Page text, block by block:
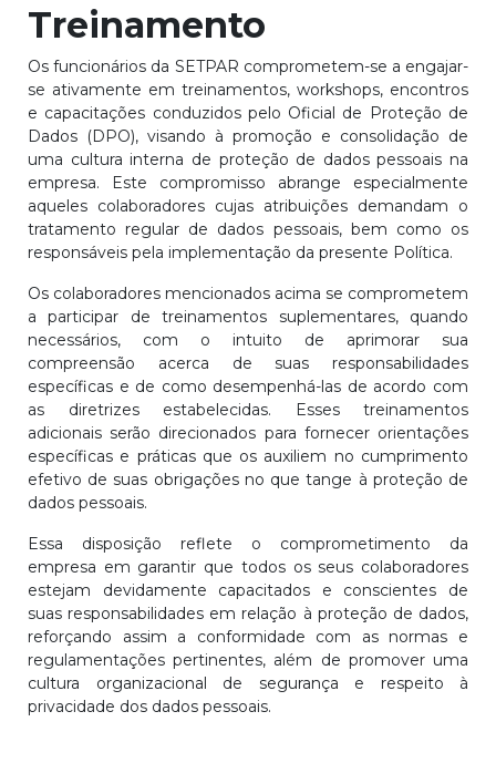
Treinamento
Os funcionários da SETPAR comprometem-se a engajar-
se ativamente em treinamentos, workshops, encontros
e capacitações conduzidos pelo Oficial de Proteção de
Dados (DPO), visando à promoção e consolidação de
uma cultura interna de proteção de dados pessoais na
empresa. Este compromisso abrange especialmente
aqueles colaboradores cujas atribuições demandam o
tratamento regular de dados pessoais, bem como os
responsáveis pela implementação da presente Política.
Os colaboradores mencionados acima se comprometem
a participar de treinamentos suplementares, quando
necessários, com o intuito de aprimorar sua
compreensão acerca de suas responsabilidades
específicas e de como desempenhá-las de acordo com
as diretrizes estabelecidas. Esses treinamentos
adicionais serão direcionados para fornecer orientações
específicas e práticas que os auxiliem no cumprimento
efetivo de suas obrigações no que tange à proteção de
dados pessoais.
Essa disposição reflete o comprometimento da
empresa em garantir que todos os seus colaboradores
estejam devidamente capacitados e conscientes de
suas responsabilidades em relação à proteção de dados,
reforçando assim a conformidade com as normas e
regulamentações pertinentes, além de promover uma
cultura organizacional de segurança e respeito à
privacidade dos dados pessoais.